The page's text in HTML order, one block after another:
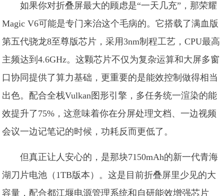
如果你对折叠屏最大的顾虑是“一天几充”，那荣耀
Magic V6可能是专门来治这个毛病的。它搭载了满血版
第五代骁龙8至尊版芯片，采用3nm制程工艺，CPU最高
主频达到4.6GHz。这颗芯片不仅为复杂运算和大屏多窗
口协同提供了算力基础，更重要的是能效控制做得相当
出色。配合全栈Vulkan图形引擎，多任务统一渲染的能
效提升了75%，这意味着你在分屏处理文档、一边视频
会议一边记笔记的时候，功耗反而更低了。
但真正让人安心的，是那块7150mAh的新一代青海
湖刀片电池（1TB版本）。这是目前折叠屏里少见的大
容量，配合都江堰电源管理系统和自研能效增强芯片